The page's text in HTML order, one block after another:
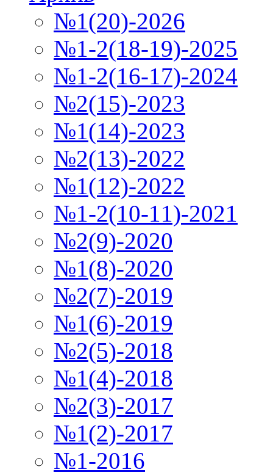
№1(20)-2026
№1-2(18-19)-2025
№1-2(16-17)-2024
№2(15)-2023
№1(14)-2023
№2(13)-2022
№1(12)-2022
№1-2(10-11)-2021
№2(9)-2020
№1(8)-2020
№2(7)-2019
№1(6)-2019
№2(5)-2018
№1(4)-2018
№2(3)-2017
№1(2)-2017
№1-2016